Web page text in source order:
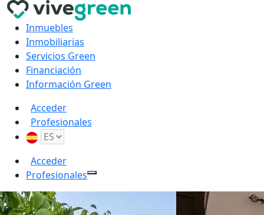
Inmuebles
Inmobiliarias
Servicios Green
Financiación
Información Green
Acceder
Profesionales
Acceder
Profesionales